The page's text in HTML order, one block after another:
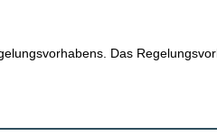
Das